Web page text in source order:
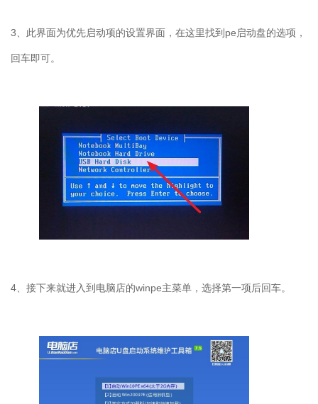
3、此界面为优先启动项的设置界面，在这里找到pe启动盘的选项，
回车即可。
4、接下来就进入到电脑店的winpe主菜单，选择第一项后回车。